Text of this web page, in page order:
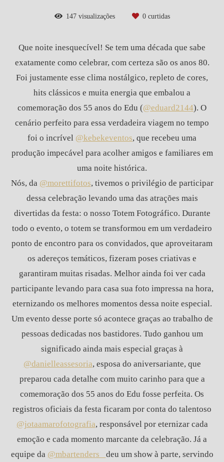
147visualizações 0curtidas
Que noite inesquecível! Se tem uma década que sabe
exatamente como celebrar, com certeza são os anos 80.
Foi justamente esse clima nostálgico, repleto de cores,
hits clássicos e muita energia que embalou a
comemoração dos 55 anos do Edu (@eduard2144). O
cenário perfeito para essa verdadeira viagem no tempo
foi o incrível @kebekeventos, que recebeu uma
produção impecável para acolher amigos e familiares em
uma noite histórica.
Nós, da @morettifotos, tivemos o privilégio de participar
dessa celebração levando uma das atrações mais
divertidas da festa: o nosso Totem Fotográfico. Durante
todo o evento, o totem se transformou em um verdadeiro
ponto de encontro para os convidados, que aproveitaram
os adereços temáticos, fizeram poses criativas e
garantiram muitas risadas. Melhor ainda foi ver cada
participante levando para casa sua foto impressa na hora,
eternizando os melhores momentos dessa noite especial.
Um evento desse porte só acontece graças ao trabalho de
pessoas dedicadas nos bastidores. Tudo ganhou um
significado ainda mais especial graças à
@danielleassesoria, esposa do aniversariante, que
preparou cada detalhe com muito carinho para que a
comemoração dos 55 anos do Edu fosse perfeita. Os
registros oficiais da festa ficaram por conta do talentoso
@jotaamarofotografia, responsável por eternizar cada
emoção e cada momento marcante da celebração. Já a
equipe da @mbartenders_ deu um show à parte, servindo